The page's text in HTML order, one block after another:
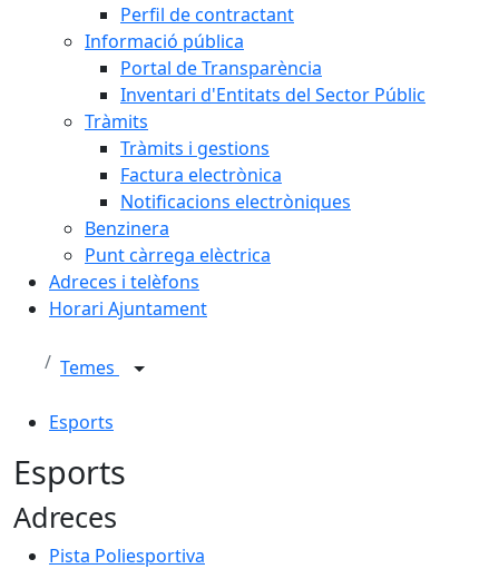
Perfil de contractant
Informació pública
Portal de Transparència
Inventari d'Entitats del Sector Públic
Tràmits
Tràmits i gestions
Factura electrònica
Notificacions electròniques
Benzinera
Punt càrrega elèctrica
Adreces i telèfons
Horari Ajuntament
Temes
Esports
Esports
Adreces
Pista Poliesportiva